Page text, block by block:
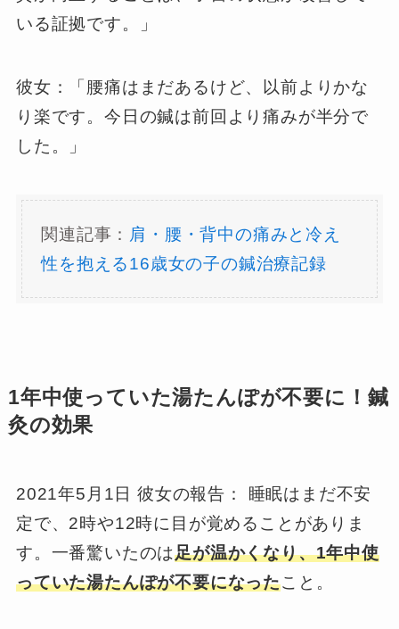
いる証拠です。」
彼女：「腰痛はまだあるけど、以前よりかな
り楽です。今日の鍼は前回より痛みが半分で
した。」
関連記事： 肩・腰・背中の痛みと冷え
性を抱える16歳女の子の鍼治療記録
1年中使っていた湯たんぽが不要に！鍼
灸の効果
2021年5月1日 彼女の報告： 睡眠はまだ不安
定で、2時や12時に目が覚めることがありま
す。一番驚いたのは足が温かくなり、1年中使
っていた湯たんぽが不要になったこと。